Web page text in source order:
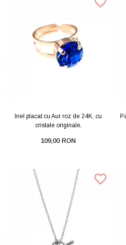
Inel placat cu Aur roz de 24K, cu
cristale originale,
109,00 RON